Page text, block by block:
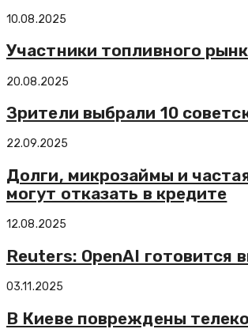
10.08.2025
Участники топливного
20.08.2025
Зрители выбрали 10
22.09.2025
Долги, микрозаймы и
могут отказать в кредите
12.08.2025
Reuters: OpenAI готовится
03.11.2025
В Киеве повреждены